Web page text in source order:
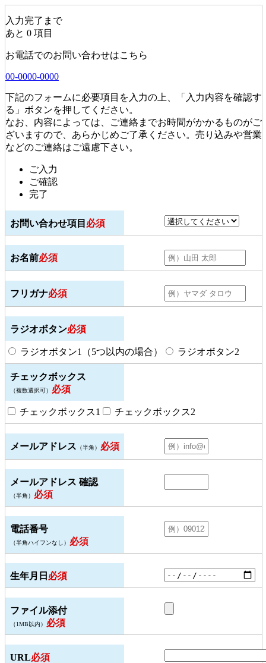
入力完了まで
あと 0 項目
お電話でのお問い合わせはこちら
00-0000-0000
下記のフォームに必要項目を入力の上、「入力内容を確認す
る」ボタンを押してください。
なお、内容によっては、ご連絡までお時間がかかるものがご
ざいますので、あらかじめご了承ください。 売り込みや営業
などのご連絡はご遠慮下さい。
ご入力
ご確認
完了
お問い合わせ項目 必須
お名前必須
フリガナ必須
ラジオボタン必須
ラジオボタン1（5つ以内の場合） ラジオボタン2
チェックボックス
（複数選択可） 必須
チェックボックス1 チェックボックス2
メールアドレス （半角） 必須
メールアドレス 確認
（半角） 必須
電話番号
（半角ハイフンなし） 必須
生年月日 必須
ファイル添付
（1MB以内） 必須
URL必須